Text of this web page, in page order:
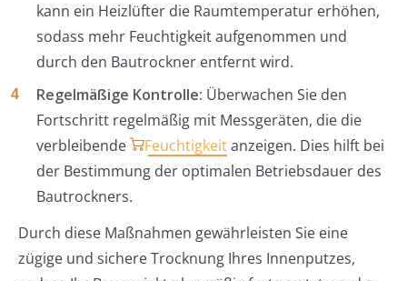
kann ein Heizlüfter die Raumtemperatur erhöhen,
sodass mehr Feuchtigkeit aufgenommen und
durch den Bautrockner entfernt wird.
Regelmäßige Kontrolle: Überwachen Sie den
Fortschritt regelmäßig mit Messgeräten, die die
verbleibende
Feuchtigkeitanzeigen. Dies hilft bei
der Bestimmung der optimalen Betriebsdauer des
Bautrockners.
Durch diese Maßnahmen gewährleisten Sie eine
zügige und sichere Trocknung Ihres Innenputzes,